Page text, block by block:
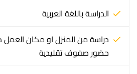
الدراسة باللغة العربية
دراسة من المنزل او مكان العمل
حضور صفوف تقليدية